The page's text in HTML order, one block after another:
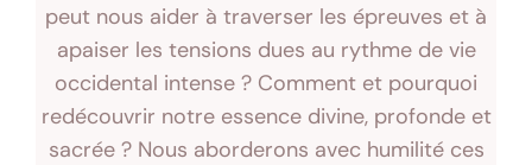
peut nous aider à traverser les épreuves et à
apaiser les tensions dues au rythme de vie
occidental intense ? Comment et pourquoi
redécouvrir notre essence divine, profonde et
sacrée ? Nous aborderons avec humilité ces